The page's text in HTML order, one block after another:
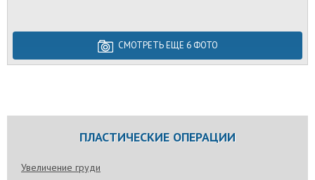
СМОТРЕТЬ ЕЩЕ 6 ФОТО
ПЛАСТИЧЕСКИЕ ОПЕРАЦИИ
Увеличение груди